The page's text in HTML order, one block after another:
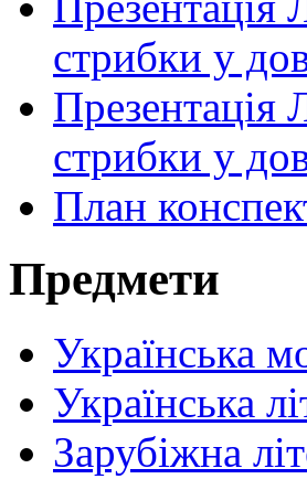
стрибки у
Презентація
стрибки у
План
Предмети
Українська
Українська
Зарубіжна